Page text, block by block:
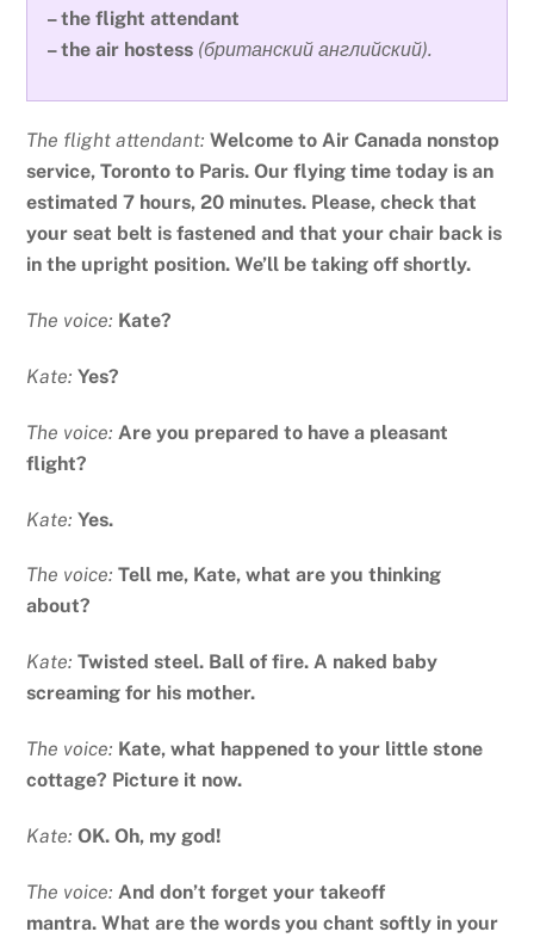
– the flight attendant
– the air hostess (британский английский).
The flight attendant:Welcome to Air Canada nonstop
service, Toronto to Paris. Our flying time today is an
estimated 7 hours, 20 minutes. Please, check that
your seat belt is fastened and that your chair back is
in the upright position.We’ll be taking off shortly.
The voice: Kate?
Kate:Yes?
The voice:Are you prepared to have a pleasant
flight?
Kate:Yes.
The voice:Tell me, Kate, what are you thinking
about?
Kate:Twisted steel. Ball of fire.A naked baby
screaming for his mother.
The voice: Kate, what happened to your little stone
cottage? Picture it now.
Kate:OK.Oh, my god!
The voice: And don’t forget your takeoff
mantra.What are the words you chant softly in your